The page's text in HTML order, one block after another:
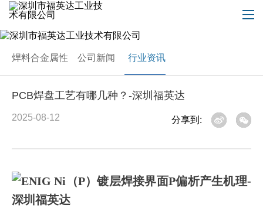
焊料合金属性 公司新闻 行业资讯
PCB焊盘工艺有哪几种？-深圳福英达
2025-08-12 分享到: